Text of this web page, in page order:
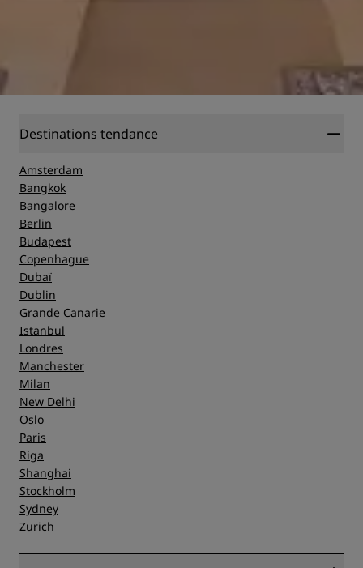
Destinations tendance
Amsterdam
Bangkok
Bangalore
Berlin
Budapest
Copenhague
Dubaï
Dublin
Grande Canarie
Istanbul
Londres
Manchester
Milan
New Delhi
Oslo
Paris
Riga
Shanghai
Stockholm
Sydney
Zurich